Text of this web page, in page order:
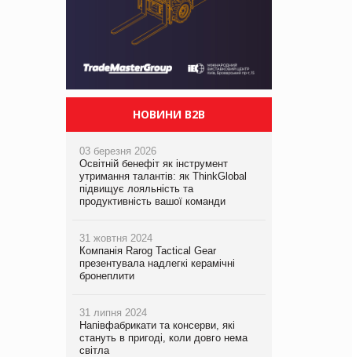
НОВИНИ B2B
03 березня 2026
Освітній бенефіт як інструмент
утримання талантів: як ThinkGlobal
підвищує лояльність та
продуктивність вашої команди
31 жовтня 2024
Компанія Rarog Tactical Gear
презентувала надлегкі керамічні
бронеплити
31 липня 2024
Напівфабрикати та консерви, які
стануть в пригоді, коли довго нема
світла